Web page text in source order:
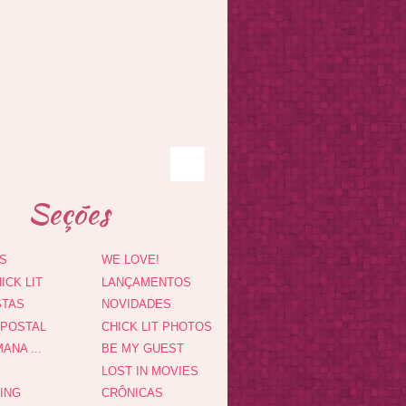
Seções
LIT
...
WE LOVE!
LANÇAMENTOS
NOVIDADES
CHICK LIT PHOTOS
BE MY GUEST
LOST IN MOVIES
CRÔNICAS